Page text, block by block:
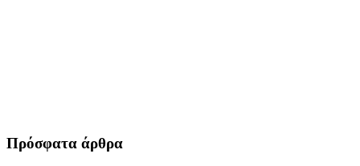
Πρόσφατα άρθρα